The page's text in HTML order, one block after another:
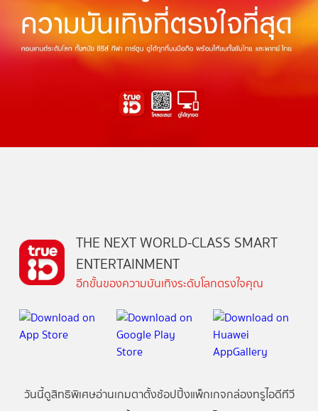
THE NEXT WORLD-CLASS SMART
ENTERTAINMENT
อีกขั้นของความบันเทิงระดับโลกตรงใจคุณ
วันนี้ดูสิทธิพิเศษอ่านเกมตาตั้งช้อปปิ้งแพ็กเกจกล่องทรูไอดีทีวี